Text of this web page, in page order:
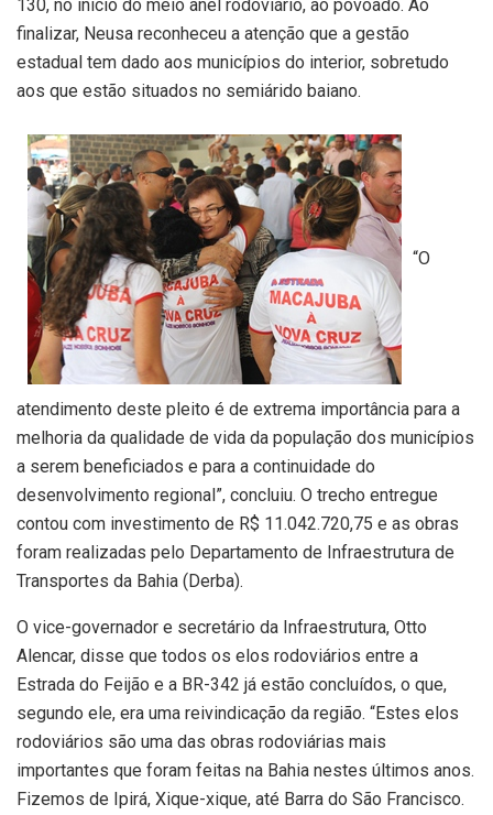
130, no inicio do meio anel rodoviário, ao povoado. Ao
finalizar, Neusa reconheceu a atenção que a gestão
estadual tem dado aos municípios do interior, sobretudo
aos que estão situados no semiárido baiano.
“O
atendimento deste pleito é de extrema importância para a
melhoria da qualidade de vida da população dos municípios
a serem beneficiados e para a continuidade do
desenvolvimento regional”, concluiu. O trecho entregue
contou com investimento de R$ 11.042.720,75 e as obras
foram realizadas pelo Departamento de Infraestrutura de
Transportes da Bahia (Derba).
O vice-governador e secretário da Infraestrutura, Otto
Alencar, disse que todos os elos rodoviários entre a
Estrada do Feijão e a BR-342 já estão concluídos, o que,
segundo ele, era uma reivindicação da região. “Estes elos
rodoviários são uma das obras rodoviárias mais
importantes que foram feitas na Bahia nestes últimos anos.
Fizemos de Ipirá, Xique-xique, até Barra do São Francisco.